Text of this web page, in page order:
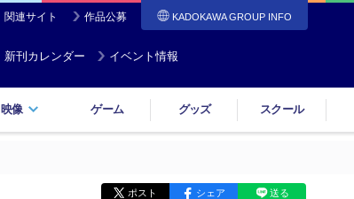
関連サイト 作品公募 KADOKAWA GROUP INFO
新刊カレンダー イベント情報
映像 ゲーム グッズ スクール
ポスト シェア 送る